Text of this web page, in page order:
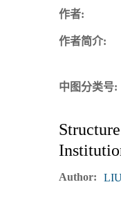
作者:
作者简介:
中图分类号:
Author: